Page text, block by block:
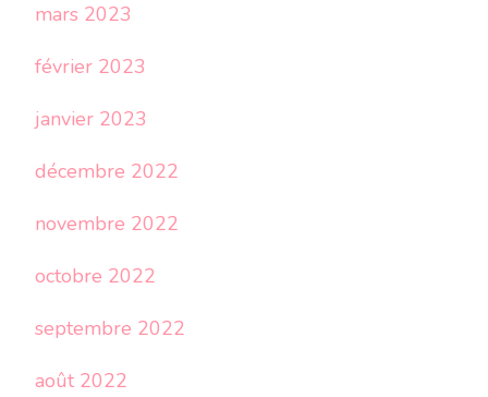
mars 2023
février 2023
janvier 2023
décembre 2022
novembre 2022
octobre 2022
septembre 2022
août 2022